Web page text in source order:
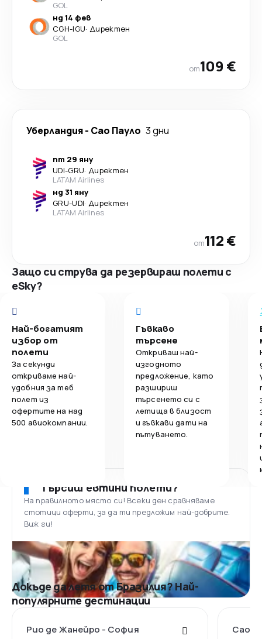
GOL
нд 14 фев
CGH-IGU· Директен
GOL
от109 €
Уберландия- Сао Пауло 3 дни
пт 29 яну
UDI-GRU· Директен
LATAM Airlines
нд 31 яну
GRU-UDI· Директен
LATAM Airlines
от112 €
Защо си струва да резервираш полети с
eSky?
Най-богатият
избор от
полети
За секунди
откриваме най-
удобния за теб
полет из
офертите на над
500 авиокомпании.
Гъвкаво
търсене
Откриваш най-
изгодното
предложение, като
разшириш
търсенето си с
летища в близост
и гъвкави дати на
пътуването.
Търсиш евтини полети?
На правилното място си! Всеки ден сравняваме
стотици оферти, за да ти предложим най-добрите.
Виж ги!
Докъде да летя от Бразилия? Най-
популярните дестинации
Рио де Жанейро - София Сао